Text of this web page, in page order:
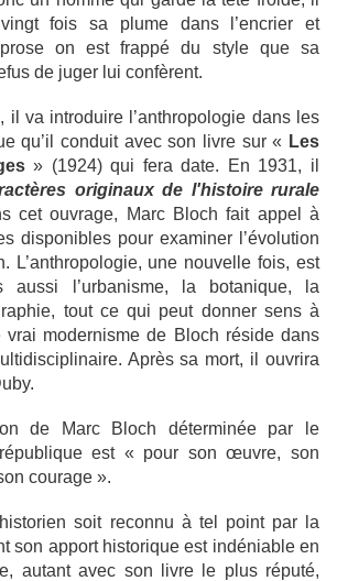
fois sa plume dans l’encrier et
on est frappé du style que sa
de juger lui confèrent.
il va introduire l’anthropologie dans les
qu’il conduit avec son livre sur « Les
» (1924) qui fera date. En 1931, il
originaux de l'histoire rurale
cet ouvrage, Marc Bloch fait appel à
disponibles pour examiner l’évolution
L’anthropologie, une nouvelle fois, est
aussi l’urbanisme, la botanique, la
tout ce qui peut donner sens à
vrai modernisme de Bloch réside dans
Après sa mort, il ouvrira
de Marc Bloch déterminée par le
est « pour son œuvre, son
courage ».
historien soit reconnu à tel point par la
son apport historique est indéniable en
autant avec son livre le plus réputé,